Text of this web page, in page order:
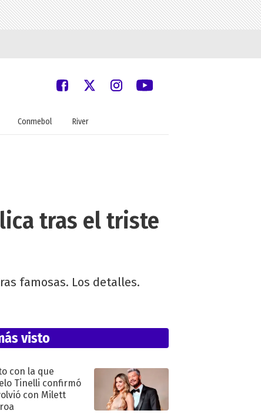
Conmebol River
tras el triste
famosas. Los detalles.
visto
con la que
Tinelli confirmó
con Milett